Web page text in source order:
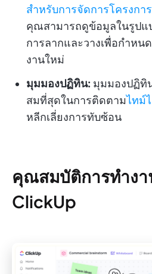
สำหรับการจัดการโครงกา
คุณสามารถดูข้อมูลในรูปแ
การลากและวางเพื่อกำหน
งานใหม่
มุมมองปฏิทิน: มุมมองปฏิทิ
สมที่สุดในการติดตามไทม์
หลีกเลี่ยงการทับซ้อน
คุณสมบัติการทำง
ClickUp